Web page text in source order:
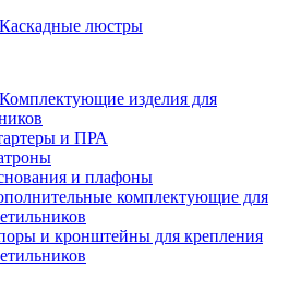
Каскадные люстры
Комплектующие изделия для
и ПРА
и плафоны
комплектующие для
и кронштейны для крепления